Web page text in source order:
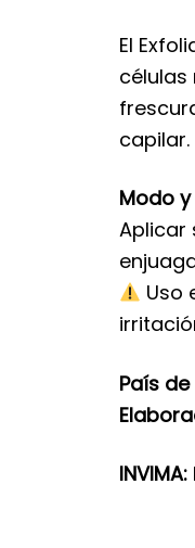
El
capilar.
Modo
Aplicar
Uso
País
INVIMA: